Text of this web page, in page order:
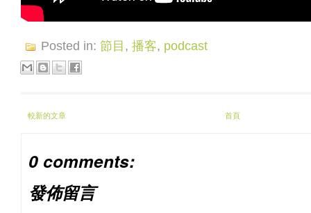
Posted in: 節目, 播客, podcast
較新的文章 首頁
0 comments:
發佈留言